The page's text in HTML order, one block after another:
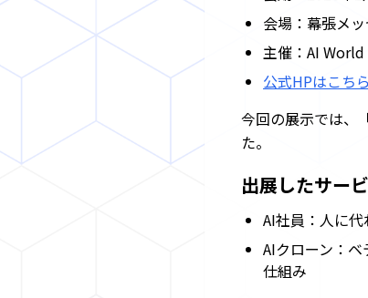
強
た
会場：幕張メ
主催：AI
公式HPはこちら
今回の展示では、
た。
出展したサー
AI社員：人に
AIクローン：
仕組み